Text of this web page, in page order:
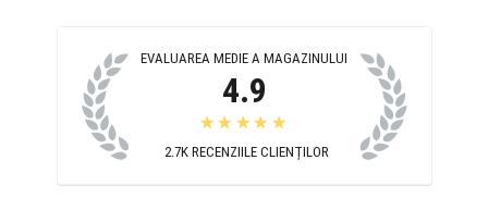
EVALUAREA MEDIE A MAGAZINULUI
4.9
★★★★★
2.7K RECENZIILE CLIENȚILOR